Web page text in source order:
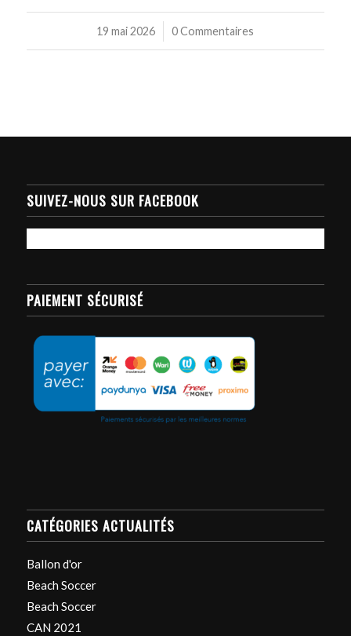
19 mai 2026
/ 0 Commentaires
SUIVEZ-NOUS SUR FACEBOOK
PAIEMENT SÉCURISÉ
CATÉGORIES ACTUALITÉS
Ballon d'or
Beach Soccer
Beach Soccer
CAN 2021